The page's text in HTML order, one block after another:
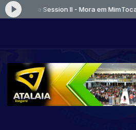
- Live Session II - Mora em Mim